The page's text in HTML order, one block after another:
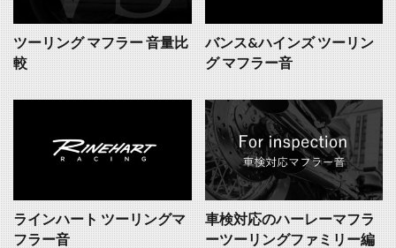
ツーリング マフラー 音量比
較
バンス&ハインズ ツーリン
グ マフラー音
ラインハート ツーリングマ
フラー音
車検対応のハーレーマフラ
ーツーリングファミリー編